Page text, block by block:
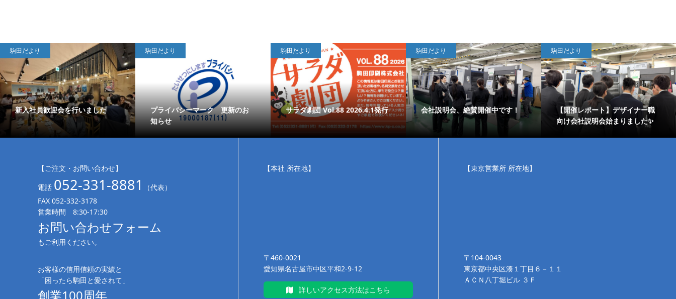
駒田だより
新入社員歓迎会を行いました
駒田だより
プライバシーマーク 更新のお
知らせ
駒田だより
サラダ劇団 Vol.88 2026.4.1発行
駒田だより
会社説明会、絶賛開催中です！
駒田だより
【開催レポート】デザイナー職
向け会社説明会始まりました✨
【ご注文・お問い合わせ】
電話 052-331-8881
（代表）
FAX 052-332-3178
営業時間 8:30-17:30
お問い合わせフォーム
もご利用ください。
お客様の信用信頼の実績と
「困ったら駒田と愛されて」
創業100周年
【本社 所在地】
〒460-0021
愛知県名古屋市中区平和2-9-12
詳しいアクセス方法はこちら
【東京営業所 所在地】
〒104-0043
東京都中央区湊１丁目６－１１
ＡＣＮ八丁堀ビル ３Ｆ